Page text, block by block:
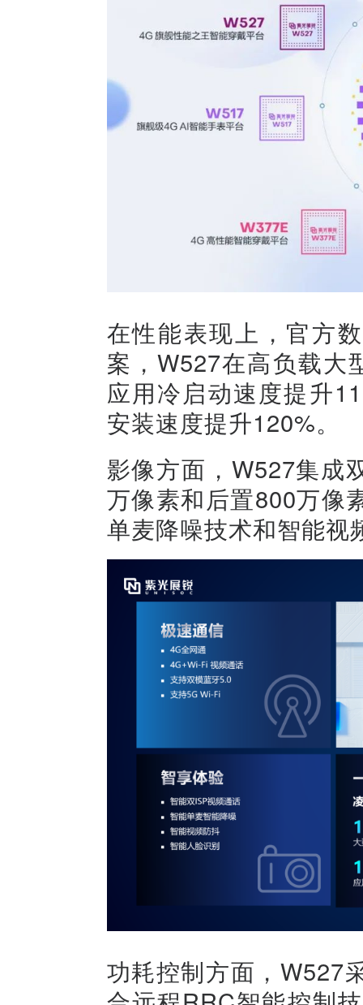
在性能表现上，官方
案，W527在高负载大
应用冷启动速度提升
安装速度提升120%。
影像方面，W527集成
万像素和后置800万像
单麦降噪技术和智能视
功耗控制方面，W527